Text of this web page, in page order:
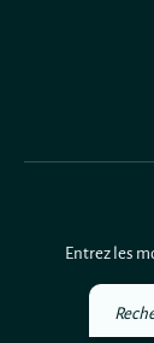
Entrez les